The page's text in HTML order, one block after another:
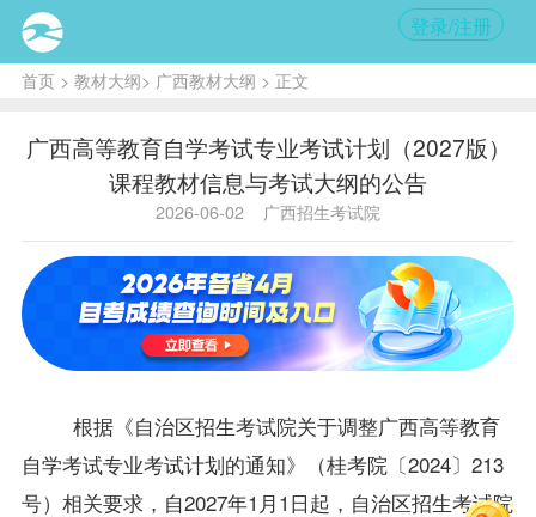
登录/注册
首页> 教材大纲> 广西教材大纲 > 正文
广西高等教育自学考试专业考试计划（2027版）
课程教材信息与考试大纲的公告
2026-06-02 广西招生考试院
根据《自治区招生考试院关于调整广西高等教育
自学考试专业考试计划的通知》（桂考院〔2024〕213
号） 相关要求 ，自2027年1月1日起，自治区招生考试院